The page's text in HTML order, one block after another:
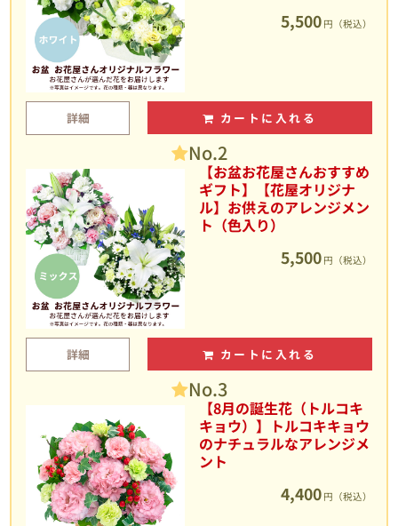
5,500 円（税込）
詳細 カートに入れる
No.2
【お盆お花屋さんおすすめ
ギフト】【花屋オリジナ
ル】お供えのアレンジメン
ト（色入り）
5,500 円（税込）
詳細 カートに入れる
No.3
【8月の誕生花（トルコキ
キョウ）】トルコキキョウ
のナチュラルなアレンジメ
ント
4,400 円（税込）